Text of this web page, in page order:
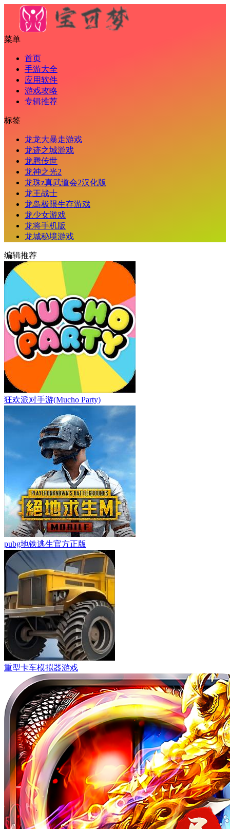
菜单
首页
手游大全
应用软件
游戏攻略
专辑推荐
标签
龙龙大暴走游戏
龙迹之城游戏
龙腾传世
龙神之光2
龙珠z真武道会2汉化版
龙王战士
龙岛极限生存游戏
龙少女游戏
龙将手机版
龙城秘境游戏
编辑推荐
狂欢派对手游(Mucho Party)
pubg地铁逃生官方正版
重型卡车模拟器游戏